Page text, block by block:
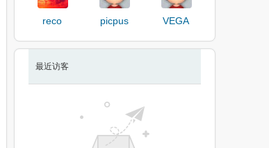
reco picpus VEGA
最近访客